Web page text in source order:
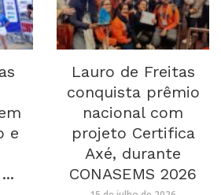
e
Lauro de Freitas
conquista prêmio
nacional com
projeto Certifica
Axé, durante
CONASEMS 2026